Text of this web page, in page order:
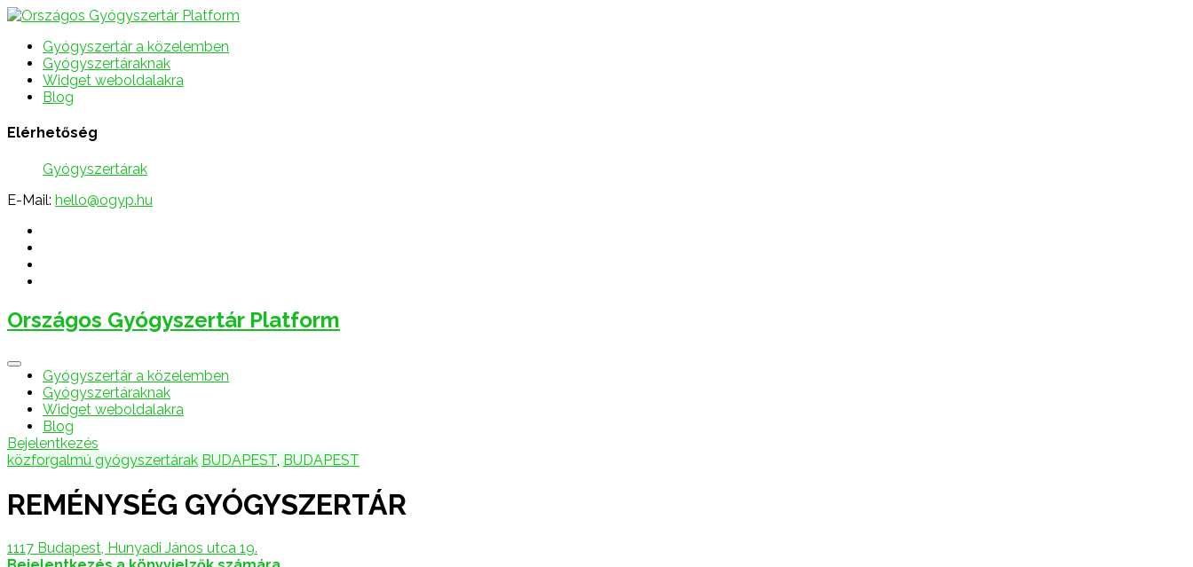
Gyógyszertár a közelemben
Gyógyszertáraknak
Widget weboldalakra
Blog
Elérhetőség
Gyógyszertárak
E-Mail: hello@ogyp.hu
Országos Gyógyszertár Platform
Gyógyszertár a közelemben
Gyógyszertáraknak
Widget weboldalakra
Blog
Bejelentkezés
közforgalmú gyógyszertárak BUDAPEST, BUDAPEST
REMÉNYSÉG GYÓGYSZERTÁR
1117 Budapest, Hunyadi János utca 19.